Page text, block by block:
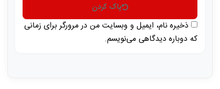
پاک کردن
ذخیره نام، ایمیل و وبسایت من در مرورگر برای زمانی
که دوباره دیدگاهی می‌نویسم.